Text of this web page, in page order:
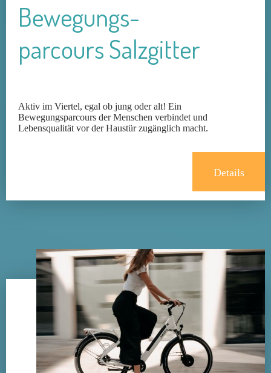
Bewegungs­
parcours Salzgitter
Aktiv im Viertel, egal ob jung oder alt! Ein
Bewegungsparcours der Menschen verbindet und
Lebensqualität vor der Haustür zugänglich macht.
Details